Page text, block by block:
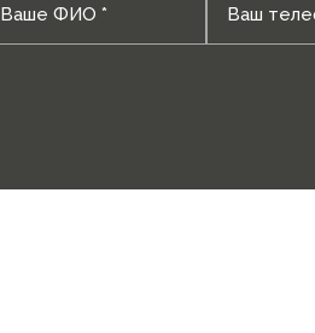
Ваше ФИО * Ваш